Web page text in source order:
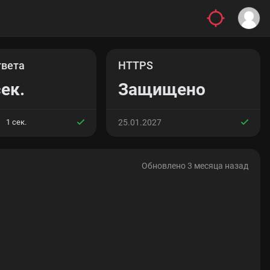
1 сек.
HTTPS
Защищено
25.01.2027
Обновлено 3 месяца назад